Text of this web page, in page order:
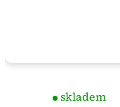
skladem